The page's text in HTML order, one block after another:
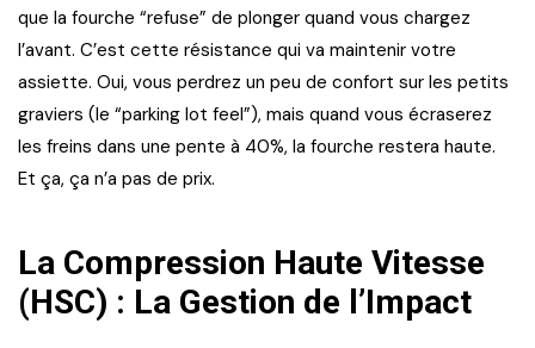
que la fourche “refuse” de plonger quand vous chargez
l’avant. C’est cette résistance qui va maintenir votre
assiette. Oui, vous perdrez un peu de confort sur les petits
graviers (le “parking lot feel”), mais quand vous écraserez
les freins dans une pente à 40%, la fourche restera haute.
Et ça, ça n’a pas de prix.
La Compression Haute Vitesse
(HSC) : La Gestion de l’Impact